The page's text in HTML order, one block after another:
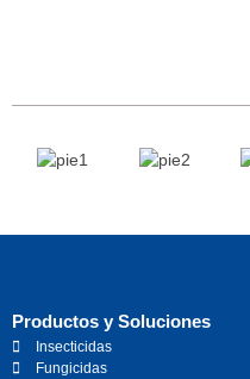
Productos y Soluciones
Insecticidas
Fungicidas